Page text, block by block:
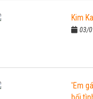
Kim
03/
'Em